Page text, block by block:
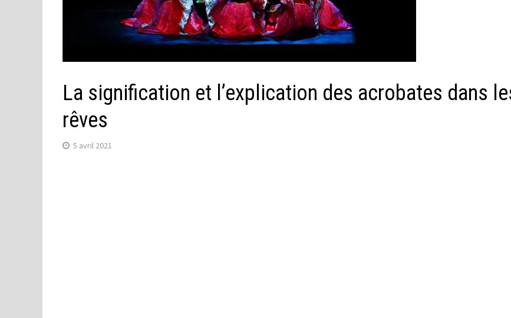
La signification et l’explication des acrobates dans
rêves
5 avril 2021